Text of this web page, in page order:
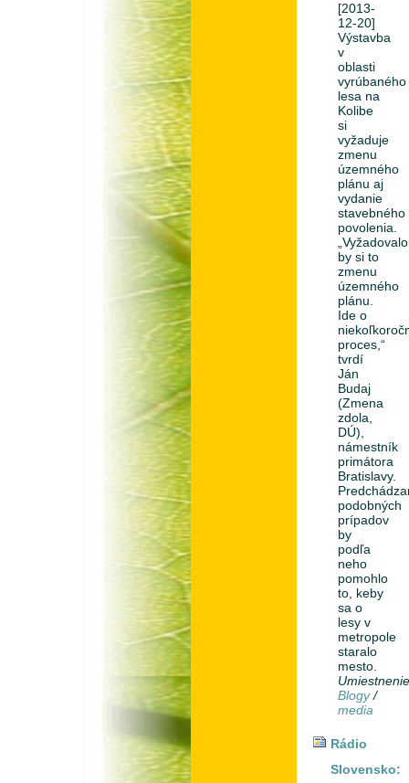
[2013-
12-20]
Výstavba
v
oblasti
vyrúbaného
lesa na
Kolibe
si
vyžaduje
zmenu
územného
plánu aj
vydanie
stavebného
povolenia.
„Vyžadovalo
by si to
zmenu
územného
plánu.
Ide o
proces,“
tvrdí
Ján
Budaj
(Zmena
zdola,
DÚ),
námestník
primátora
Bratislavy.
podobných
prípadov
by
podľa
neho
pomohlo
to, keby
sa o
lesy v
metropole
staralo
mesto.
Blogy /
media
Rádio
Slovensko: